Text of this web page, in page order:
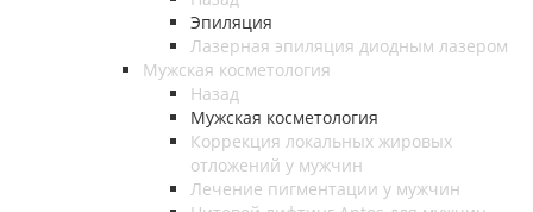
Эпиляция
Лазерная эпиляция диодным лазером
Мужская косметология
Назад
Мужская косметология
Коррекция локальных жировых
отложений у мужчин
Лечение пигментации у мужчин